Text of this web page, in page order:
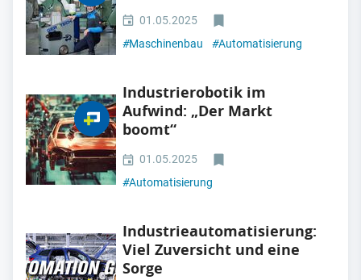
01.05.2025
#Maschinenbau #Automatisierung
Industrierobotik im
Aufwind: „Der Markt
boomt“
01.05.2025
#Automatisierung
Industrieautomatisierung:
Viel Zuversicht und eine
Sorge